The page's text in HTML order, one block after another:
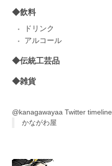
◆飲料
ドリンク
アルコール
◆伝統工芸品
◆雑貨
@kanagawayaa Twitter timeline
かながわ屋